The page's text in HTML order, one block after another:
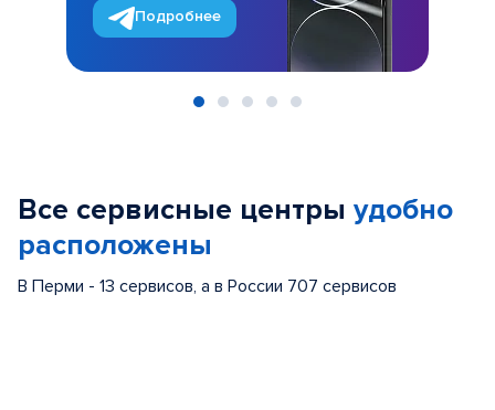
Подробнее
Все сервисные центры удобно
расположены
В Перми - 13 сервисов, а в России 707 сервисов